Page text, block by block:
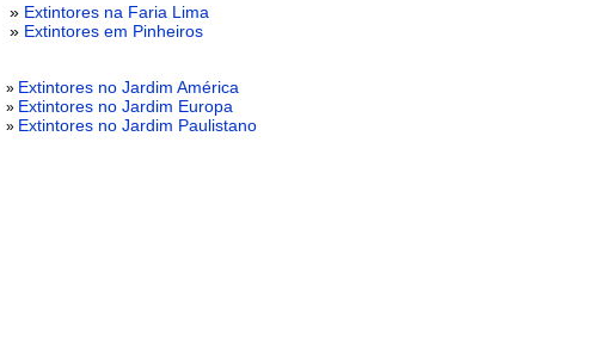
» Extintores na Faria Lima
» Extintores em Pinheiros
» Extintores no Jardim América
» Extintores no Jardim Europa
» Extintores no Jardim Paulistano